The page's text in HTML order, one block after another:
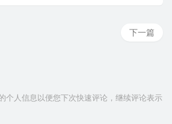
下一篇
个人信息以便您下次快速评论，继续评论表示